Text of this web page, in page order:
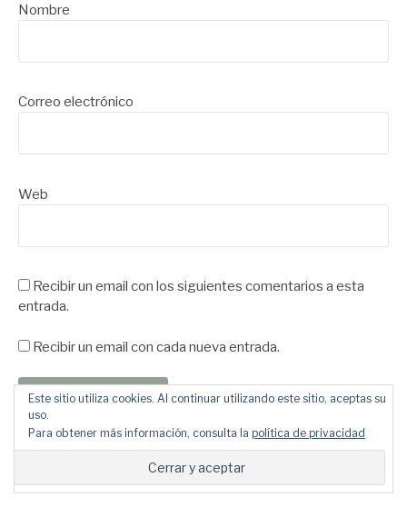
Nombre
Correo electrónico
Web
Recibir un email con los siguientes comentarios a esta
entrada.
Recibir un email con cada nueva entrada.
se procesan los datos de tus comentarios
Este sitio utiliza cookies. Al continuar utilizando este sitio, aceptas su
uso.
Para obtener más información, consulta la política de privacidad